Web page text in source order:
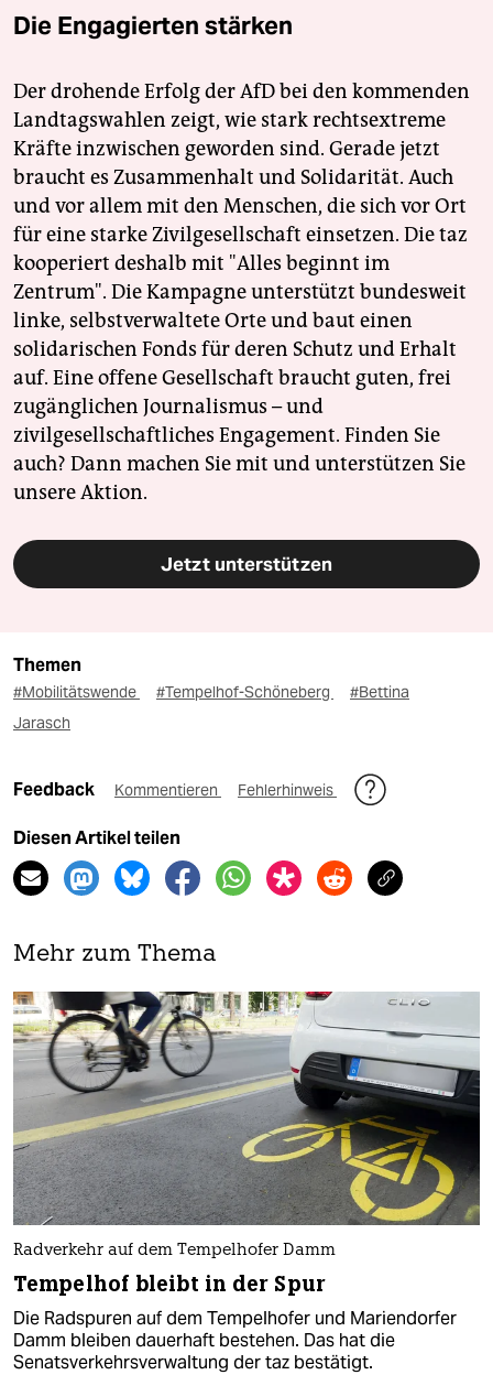
Die Engagierten stärken
Der drohende Erfolg der AfD bei den kommenden
Landtagswahlen zeigt, wie stark rechtsextreme
Kräfte inzwischen geworden sind. Gerade jetzt
braucht es Zusammenhalt und Solidarität. Auch
und vor allem mit den Menschen, die sich vor Ort
für eine starke Zivilgesellschaft einsetzen. Die taz
kooperiert deshalb mit "Alles beginnt im
Zentrum". Die Kampagne unterstützt bundesweit
linke, selbstverwaltete Orte und baut einen
solidarischen Fonds für deren Schutz und Erhalt
auf. Eine offene Gesellschaft braucht guten, frei
zugänglichen Journalismus – und
zivilgesellschaftliches Engagement. Finden Sie
auch? Dann machen Sie mit und unterstützen Sie
unsere Aktion.
Jetzt unterstützen
Themen
#Mobilitätswende #Tempelhof-Schöneberg
#Bettina
Jarasch
Feedback Kommentieren Fehlerhinweis
Diesen Artikel teilen
Mehr zum Thema
Radverkehr auf dem Tempelhofer Damm
Tempelhof bleibt in der Spur
Die Radspuren auf dem Tempelhofer und Mariendorfer
Damm bleiben dauerhaft bestehen. Das hat die
Senatsverkehrsverwaltung der taz bestätigt.